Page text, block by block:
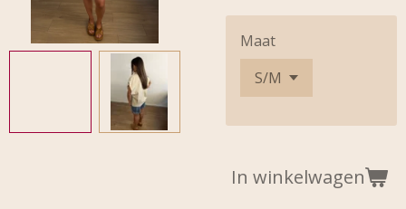
Maat
In winkelwagen